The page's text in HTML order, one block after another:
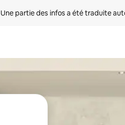
Une partie des infos a été traduite